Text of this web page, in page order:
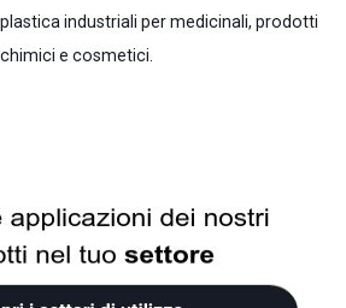
industriali per medicinali, prodotti
chimici e cosmetici.